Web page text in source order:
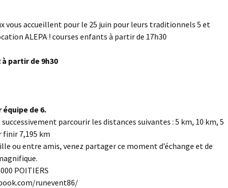
Résultats 2013
vous accueillent pour le 25 juin pour leurs traditionnels 5 et
ALEPA ! courses enfants à partir de 17h30
à partir de 9h30
de 6.
parcourir les distances suivantes : 5 km, 10 km, 5
finir 7,195 km
ou entre amis, venez partager ce moment d’échange et de
POITIERS
runevent86/